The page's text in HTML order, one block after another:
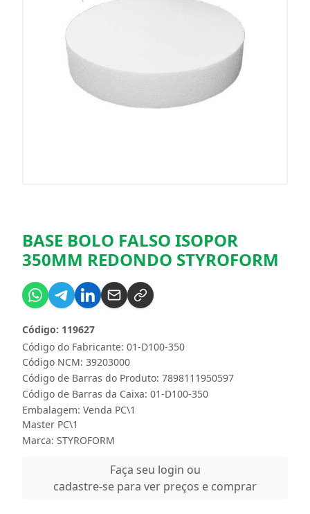
BASE BOLO FALSO ISOPOR
350MM REDONDO STYROFORM
Código do Fabricante: 01-D100-350
Código: 119627
Código NCM: 39203000
Código de Barras do Produto: 7898111950597
Código de Barras da Caixa: 01-D100-350
Embalagem: Venda PC\1
Master PC\1
Marca: STYROFORM
Faça seu login ou
cadastre-se para ver preços e comprar